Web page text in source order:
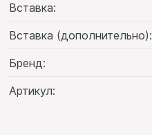
Вставка:
Вставка (дополнительно):
Бренд:
Артикул: